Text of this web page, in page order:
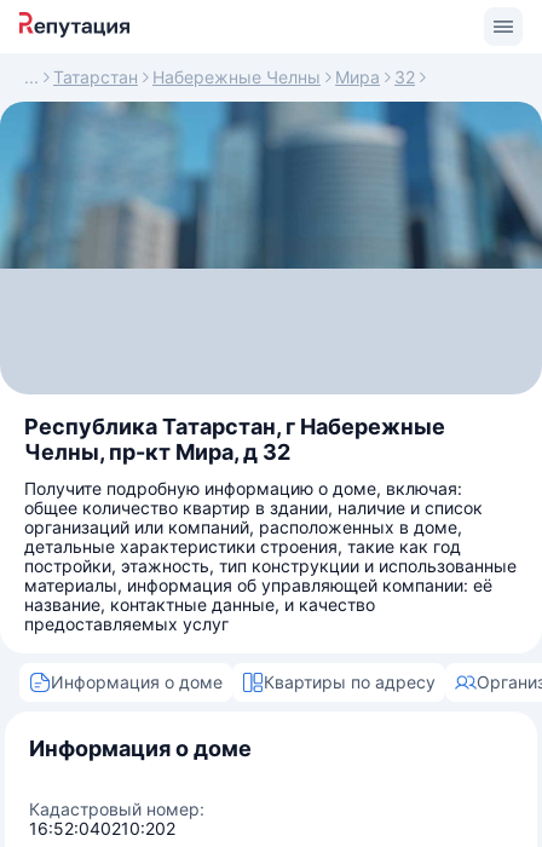
Татарстан Набережные Челны Мира 32
Республика Татарстан, г Набережные
Челны, пр-кт Мира, д 32
Получите подробную информацию о доме, включая:
общее количество квартир в здании, наличие и список
организаций или компаний, расположенных в доме,
детальные характеристики строения, такие как год
постройки, этажность, тип конструкции и использованные
материалы, информация об управляющей компании: её
название, контактные данные, и качество
предоставляемых услуг
Информация о доме Квартиры по адресу
Информация о доме
Кадастровый номер:
16:52:040210:202